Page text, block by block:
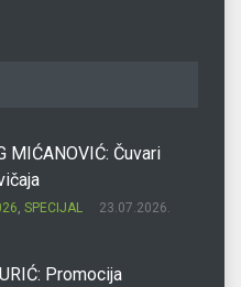
MIĆANOVIĆ: Čuvari
, SPECIJAL 23.07.2026.
Promocija